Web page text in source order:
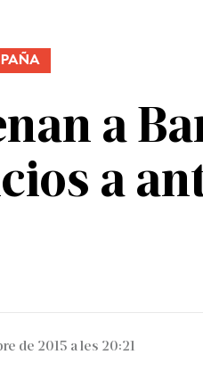
a
a
de 2015 a les 20:21